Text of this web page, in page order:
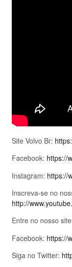
Site Volvo Br:
Facebook: https://
Instagram: https://
Inscreva-se no
http://
Entre no nosso
Facebook: https://
Siga no Twitter: